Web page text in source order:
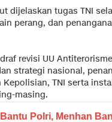
dijelaskan tugas TNI
perang, dan
revisi UU
strategi nasional,
TNI serta
masing.
Polri, Menhan